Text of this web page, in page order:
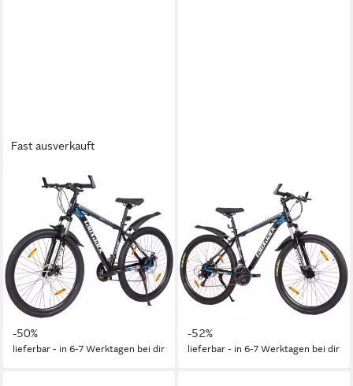
Fast ausverkauft
LAUXJACK
Mountainbike 28 Zoll, Fahrrad,
MTB, Herren, Shimano 21-
Gang, Komfort
45 cm Rahmenhöhe
21 Gänge
120 kg Zul. Gesamtgewicht
329,99 € UVP
16,39 €mtl. in 24 Raten
-50%
lieferbar - in 6-7 Werktagen bei dir
Mountainbike 26 Zoll, Fahrrad,
MTB, Herren, Shimano 21-
Gang, Scheibenbremsen
43 cm Rahmenhöhe
21 Gänge
120 kg Zul. Gesamtgewicht
309,99 €
649,99 €
-52%
lieferbar - in 6-7 Werktagen bei dir